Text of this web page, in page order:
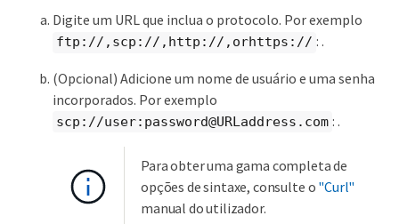
Digite um URL que inclua o protocolo. Por exemplo
ftp://,scp://,http://,orhttps:// : .
(Opcional) Adicione um nome de usuário e uma senha
incorporados. Por exemplo
scp://user:password@URLaddress.com : .
Para obter uma gama completa de
opções de sintaxe, consulte o "Curl"
manual do utilizador.